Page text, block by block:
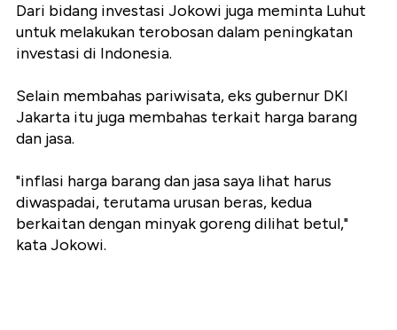
Dari bidang investasi Jokowi juga meminta Luhut
untuk melakukan terobosan dalam peningkatan
investasi di Indonesia.
Selain membahas pariwisata, eks gubernur DKI
Jakarta itu juga membahas terkait harga barang
dan jasa.
"inflasi harga barang dan jasa saya lihat harus
diwaspadai, terutama urusan beras, kedua
berkaitan dengan minyak goreng dilihat betul,"
kata Jokowi.